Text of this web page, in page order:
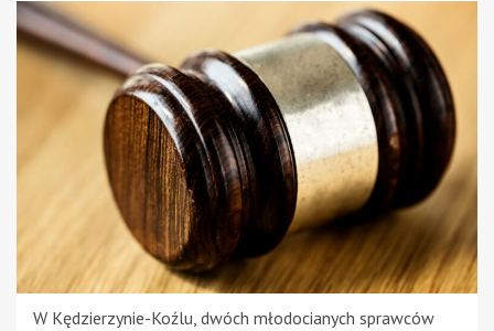
W Kędzierzynie-Koźlu, dwóch młodocianych sprawców